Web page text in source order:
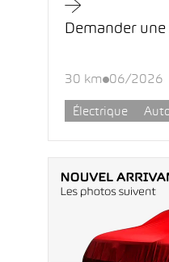
Demander
30 km 06/2026
Électrique